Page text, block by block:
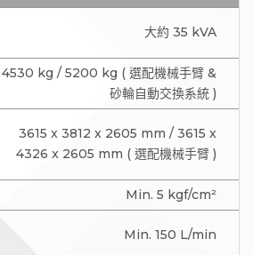
大約 35 kVA
4530 kg / 5200 kg ( 選配機械手臂 &
砂輪自動交換系統 )
3615 x 3812 x 2605 mm / 3615 x
4326 x 2605 mm ( 選配機械手臂 )
Min. 5 kgf/cm²
Min. 150 L/min